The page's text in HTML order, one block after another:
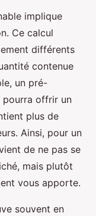
implique
Ce calcul
différents
contenue
un pré-
pourra offrir un
plus de
Ainsi, pour un
de ne pas se
mais plutôt
vous apporte.
souvent en